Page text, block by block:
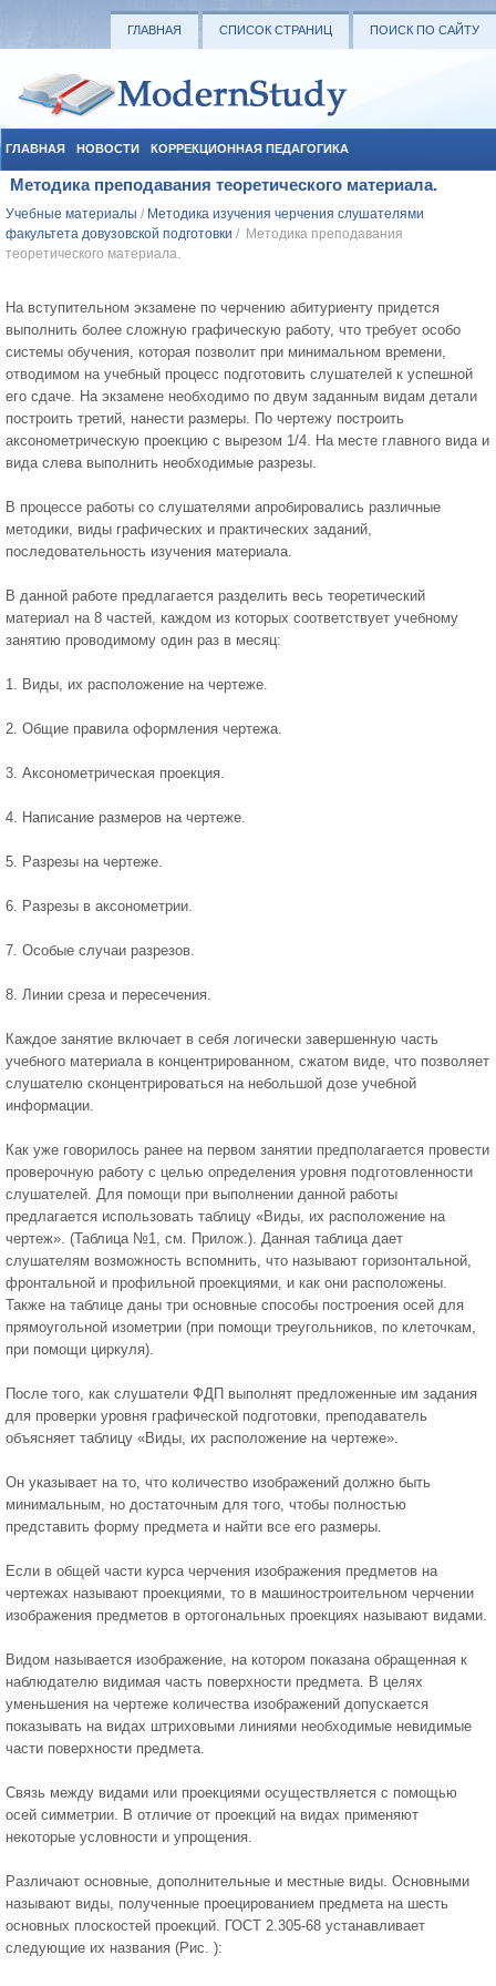
ГЛАВНАЯ СПИСОК СТРАНИЦ ПОИСК ПО САЙТУ
ГЛАВНАЯ НОВОСТИ КОРРЕКЦИОННАЯ ПЕДАГОГИКА
СОЦИАЛЬНАЯ ПЕДАГОГИКА УЧЕБНЫЕ МАТЕРИАЛЫ
Методика преподавания теоретического материала.
Учебные материалы / Методика изучения черчения слушателями
факультета довузовской подготовки / Методика преподавания
теоретического материала.
На вступительном экзамене по черчению абитуриенту придется
выполнить более сложную графическую работу, что требует особо
системы обучения, которая позволит при минимальном времени,
отводимом на учебный процесс подготовить слушателей к успешной
его сдаче. На экзамене необходимо по двум заданным видам детали
построить третий, нанести размеры. По чертежу построить
аксонометрическую проекцию с вырезом 1/4. На месте главного вида и
вида слева выполнить необходимые разрезы.
В процессе работы со слушателями апробировались различные
методики, виды графических и практических заданий,
последовательность изучения материала.
В данной работе предлагается разделить весь теоретический
материал на 8 частей, каждом из которых соответствует учебному
занятию проводимому один раз в месяц:
1. Виды, их расположение на чертеже.
2. Общие правила оформления чертежа.
3. Аксонометрическая проекция.
4. Написание размеров на чертеже.
5. Разрезы на чертеже.
6. Разрезы в аксонометрии.
7. Особые случаи разрезов.
8. Линии среза и пересечения.
Каждое занятие включает в себя логически завершенную часть
учебного материала в концентрированном, сжатом виде, что позволяет
слушателю сконцентрироваться на небольшой дозе учебной
информации.
Как уже говорилось ранее на первом занятии предполагается провести
проверочную работу с целью определения уровня подготовленности
слушателей. Для помощи при выполнении данной работы
предлагается использовать таблицу «Виды, их расположение на
чертеж». (Таблица №1, см. Прилож.). Данная таблица дает
слушателям возможность вспомнить, что называют горизонтальной,
фронтальной и профильной проекциями, и как они расположены.
Также на таблице даны три основные способы построения осей для
прямоугольной изометрии (при помощи треугольников, по клеточкам,
при помощи циркуля).
После того, как слушатели ФДП выполнят предложенные им задания
для проверки уровня графической подготовки, преподаватель
объясняет таблицу «Виды, их расположение на чертеже».
Он указывает на то, что количество изображений должно быть
минимальным, но достаточным для того, чтобы полностью
представить форму предмета и найти все его размеры.
Если в общей части курса черчения изображения предметов на
чертежах называют проекциями, то в машиностроительном черчении
изображения предметов в ортогональных проекциях называют видами.
Видом называется изображение, на котором показана обращенная к
наблюдателю видимая часть поверхности предмета. В целях
уменьшения на чертеже количества изображений допускается
показывать на видах штриховыми линиями необходимые невидимые
части поверхности предмета.
Связь между видами или проекциями осуществляется с помощью
осей симметрии. В отличие от проекций на видах применяют
некоторые условности и упрощения.
Различают основные, дополнительные и местные виды. Основными
называют виды, полученные проецированием предмета на шесть
основных плоскостей проекций. ГОСТ 2.305-68 устанавливает
следующие их названия (Рис. ):